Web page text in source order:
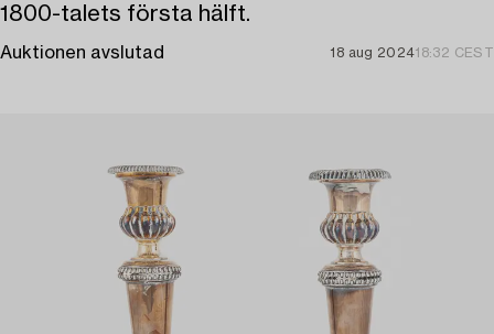
1800-talets första hälft.
Auktionen avslutad 18 aug 202418:32 CEST